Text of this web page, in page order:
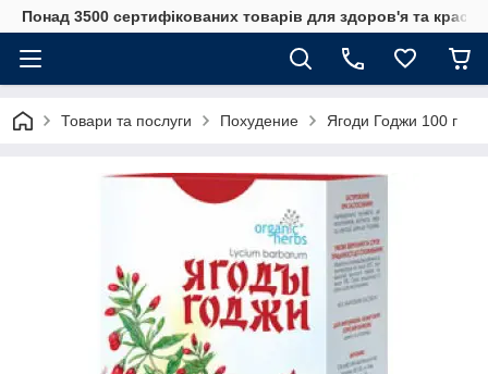
Понад 3500 сертифікованих товарів для здоров'я та краси
Товари та послуги Похудение Ягоди Годжи 100 г